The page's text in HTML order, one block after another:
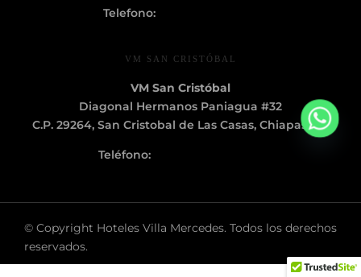
Telefono:
VM SAN CRISTÓBAL
VM San Cristóbal
Diagonal Hermanos Paniagua #32
C.P. 29264, San Cristobal de Las Casas, Chiapas MX
Teléfono:
© Copyright Hoteles Villa Mercedes. Todos los derechos
reservados.